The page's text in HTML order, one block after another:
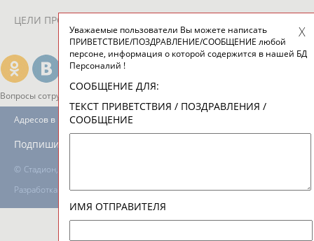
ЦЕЛИ ПРОЕКТА
Вопросы сотрудничества и совместной деятельности
© Стадион, 1998-2026
Разработка и поддержка ООО НАИТ «Стадион»
Адресов в новостной рассылке: 996
Подпишись
Уважаемые пользователи Вы можете написать
ПРИВЕТСТВИЕ/ПОЗДРАВЛЕНИЕ/СООБЩЕНИЕ любой
персоне, информация о которой содержится в нашей БД
Персоналий !
СООБЩЕНИЕ ДЛЯ:
ТЕКСТ ПРИВЕТСТВИЯ / ПОЗДРАВЛЕНИЯ /
СООБЩЕНИЕ
ИМЯ ОТПРАВИТЕЛЯ